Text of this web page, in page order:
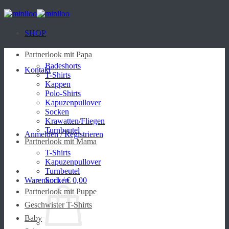
Zum
Inhalt
SHOP
Kontakt
Anmelden / Registrieren
Warenkorb /€ 0,00
Partnerlook mit Papa
Badeshorts
T-Shirts
Kappen
Polo-Shirts
Kapuzenpullover
Socken
Krawatten/Fliegen
Turnbeutel
Partnerlook mit Mama
T-Shirts
Kapuzenpullover
Turnbeutel
Socken
Partnerlook mit Puppe
Geschwister T-Shirts
Baby